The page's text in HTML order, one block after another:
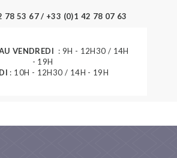
78 53 67 / +33 (0)1 42 78 07 63
VENDREDI : 9H - 12H30 / 14H
- 19H
: 10H - 12H30 / 14H - 19H